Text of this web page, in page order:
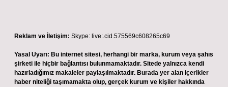
Reklam ve İletişim: Skype: live:.cid.575569c608265c69
Yasal Uyarı: Bu internet sitesi, herhangi bir marka, kurum veya şahıs
şirketi ile hiçbir bağlantısı bulunmamaktadır. Sitede yalnızca kendi
hazırladığımız makaleler paylaşılmaktadır. Burada yer alan içerikler
haber niteliği taşımamakta olup, gerçek kurum ve kişiler hakkında